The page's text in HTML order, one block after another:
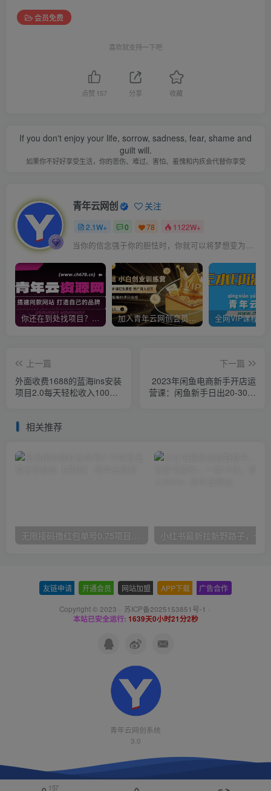
会员免费
喜欢就支持一下吧
点赞 157 分享 收藏
If you don't enjoy your life, sorrow, sadness, fear, shame and
guilt will.
如果你不好好享受生活，你的悲伤、难过、害怕、羞愧和内疚会代替你享受
青年云网创 关注
2.1W+ 0 78 1122W+
当你的信念强于你的胆怯时，你就可以将梦想变为现实了
你还在到处找项目？还在当韭菜？我靠卖项目一个月收入5万+，曾经我也是个失败者。 加入青年云网创会员，全站资源免费学习。加入高级合伙人，推广日入1000+
上一篇
外面收费1688的蓝海ins安装
项目2.0每天轻松收入1000+
下一篇
2023年闲鱼电商新手开店运
营课：闲鱼新手日出20-30单
相关推荐
无限接码撸红包单号0.75项目无偿分享给你【揭秘】
友链申请 开通会员 网站加盟 APP下载 广告合作
Copyright © 2023 · 苏ICP备2025153851号-1 ·
本站已安全运行: 1639天0小时21分2秒
青年云网创系统
3.0
157